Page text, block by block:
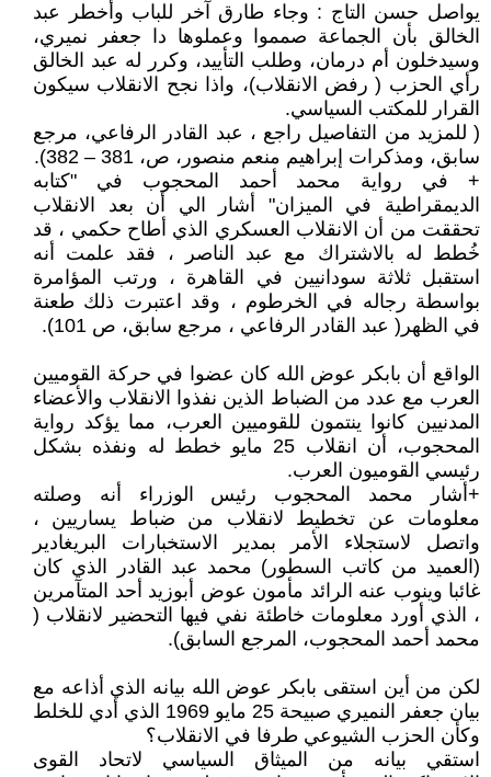
يواصل حسن التاج : وجاء طارق آخر للباب وأخطر عبد
الخالق بأن الجماعة صمموا وعملوها دا جعفر نميري،
وسيدخلون أم درمان، وطلب التأييد، وكرر له عبد الخالق
رأي الحزب ( رفض الانقلاب)، واذا نجح الانقلاب سيكون
القرار للمكتب السياسي.
( للمزيد من التفاصيل راجع ، عبد القادر الرفاعي، مرجع
سابق، ومذكرات إبراهيم منعم منصور، ص، 381 – 382).
+ في رواية محمد أحمد المحجوب في "كتابه
الديمقراطية في الميزان" أشار الي أن بعد الانقلاب
تحققت من أن الانقلاب العسكري الذي أطاح حكمي ، قد
خُطط له بالاشتراك مع عبد الناصر ، فقد علمت أنه
استقبل ثلاثة سودانيين في القاهرة ، ورتب المؤامرة
بواسطة رجاله في الخرطوم ، وقد اعتبرت ذلك طعنة
في الظهر( عبد القادر الرفاعي ، مرجع سابق، ص 101).
الواقع أن بابكر عوض الله كان عضوا في حركة القوميين
العرب مع عدد من الضباط الذين نفذوا الانقلاب والأعضاء
المدنيين كانوا ينتمون للقوميين العرب، مما يؤكد رواية
المحجوب، أن انقلاب 25 مايو خطط له ونفذه بشكل
رئيسي القوميون العرب.
+أشار محمد المحجوب رئيس الوزراء أنه وصلته
معلومات عن تخطيط لانقلاب من ضباط يساريين ،
واتصل لاستجلاء الأمر بمدير الاستخبارات البريغادير
(العميد من كاتب السطور) محمد عبد القادر الذي كان
غائبا وينوب عنه الرائد مأمون عوض أبوزيد أحد المتآمرين
، الذي أورد معلومات خاطئة نفي فيها التحضير لانقلاب (
محمد أحمد المحجوب، المرجع السابق).
لكن من أين استقى بابكر عوض الله بيانه الذي أذاعه مع
بيان جعفر النميري صبيحة 25 مايو 1969 الذي أدي للخلط
وكأن الحزب الشيوعي طرفا في الانقلاب؟
استقي بيانه من الميثاق السياسي لاتحاد القوى